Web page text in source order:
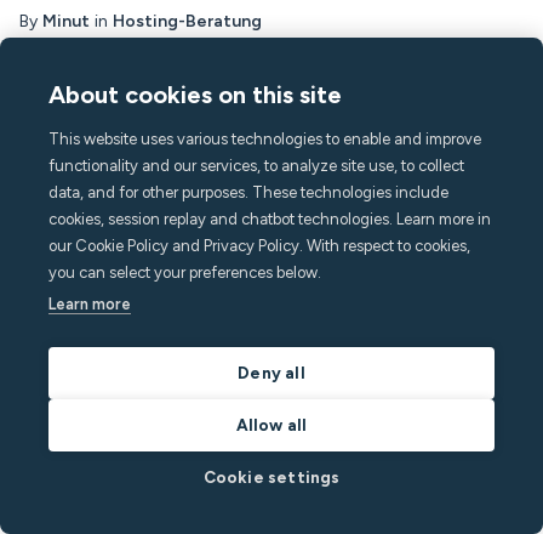
By Minut in Hosting-Beratung
Produkte
M3-Fühler
Wasserlecksensor
Kabelmontagesatz
Mobilfunk-Gateway
Aufgaben
Gast-App
About cookies on this site
This website uses various technologies to enable and improve
functionality and our services, to analyze site use, to collect
data, and for other purposes. These technologies include
cookies, session replay and chatbot technologies. Learn more in
our Cookie Policy and Privacy Policy. With respect to cookies,
you can select your preferences below.
Learn more
Deny all
Allow all
Cookie settings